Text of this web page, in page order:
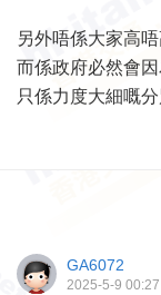
另外唔係大家高
而係政府必然會
只係力度大細嘅分
GA6072
2025-5-9 00:27